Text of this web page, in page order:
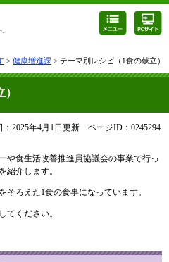
> 健康増進課 > テーマ別レシピ（1食の献立）
2025年4月1日更新 ページID：0245294
や食生活改善推進員協議会の事業で行っ
紹介します。
そろえた1食の食事になっています。
てください。